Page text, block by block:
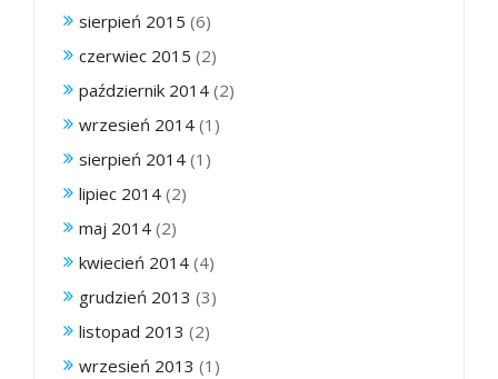
sierpień 2015 (6)
czerwiec 2015 (2)
październik 2014 (2)
wrzesień 2014 (1)
sierpień 2014 (1)
lipiec 2014 (2)
maj 2014 (2)
kwiecień 2014 (4)
grudzień 2013 (3)
listopad 2013 (2)
wrzesień 2013 (1)